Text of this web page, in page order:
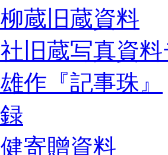
蔵旧蔵資料
旧蔵写真資
作『記事珠』
寄贈資料